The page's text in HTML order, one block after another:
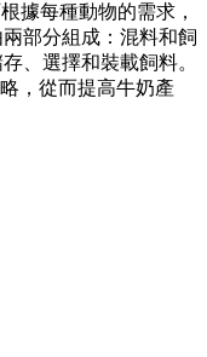
據每種動物的需求，
部分組成：混料和飼
、選擇和裝載飼料。
，從而提高牛奶產